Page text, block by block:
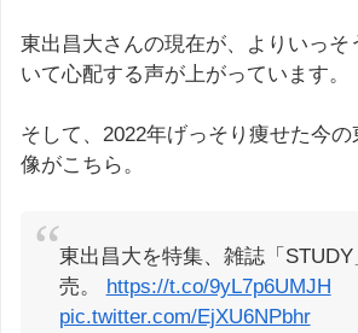
東出昌大さんの現在が、よりいっそ
いて心配する声が上がっています。
そして、2022年げっそり痩せた今
像がこちら。
東出昌大を特集、雑誌「
売。 https://t.co/9yL7p6UMJH
pic.twitter.com/EjXU6NPbhr